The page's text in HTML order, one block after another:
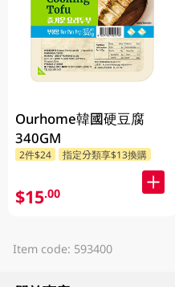
Ourhome韓國硬豆腐
340GM
2件$24 指定分類享$13換購
$15.00
Item code: 593400